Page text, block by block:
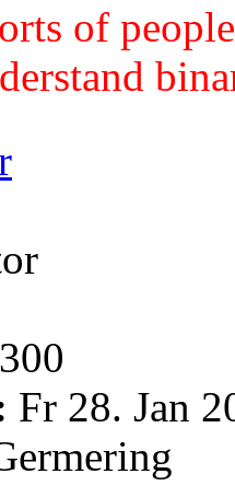
of
Fr 28. Jan